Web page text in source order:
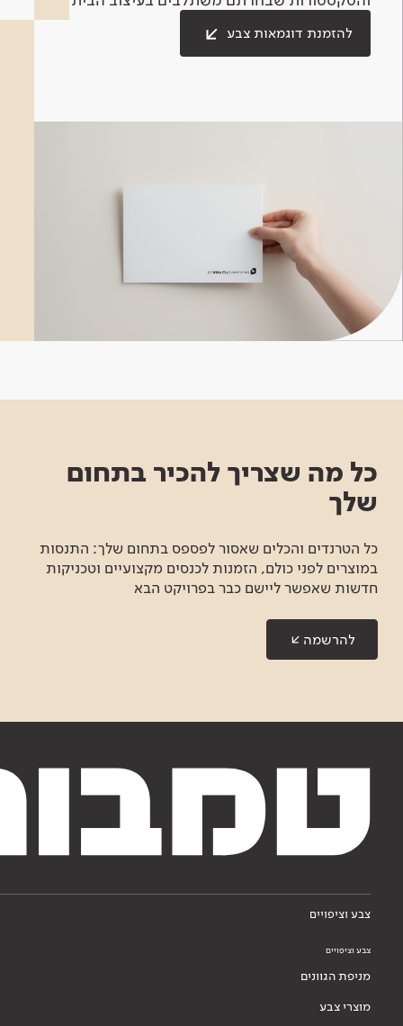
להזמנת דוגמאות צבע
כל מה שצריך להכיר בתחום
שלך
כל הטרנדים והכלים שאסור לפספס בתחום שלך: התנסות
במוצרים לפני כולם, הזמנות לכנסים מקצועיים וטכניקות
חדשות שאפשר ליישם כבר בפרויקט הבא
להרשמה
צבע וציפויים
צבע וציפויים
מניפת הגוונים
מוצרי צבע